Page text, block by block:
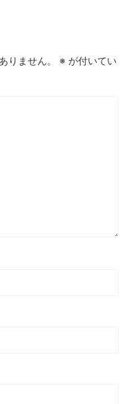
りません。 ※ が付いてい